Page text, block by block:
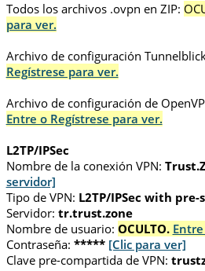
Todos los archivos .ovpn en ZIP:
para ver.
Archivo de configuración
Regístrese para ver.
Archivo de configuración de
Entre o Regístrese para ver.
L2TP/IPSec
Nombre de la conexión VPN:
servidor]
Tipo de VPN: L2TP/IPSec with
Servidor: tr.trust.zone
Nombre de usuario: OCULTO.
Contraseña: ***** [Clic para ver]
Clave pre-compartida de VPN: